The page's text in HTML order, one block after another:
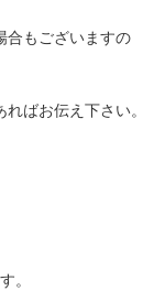
合もございますの
ばお伝え下さい。
。